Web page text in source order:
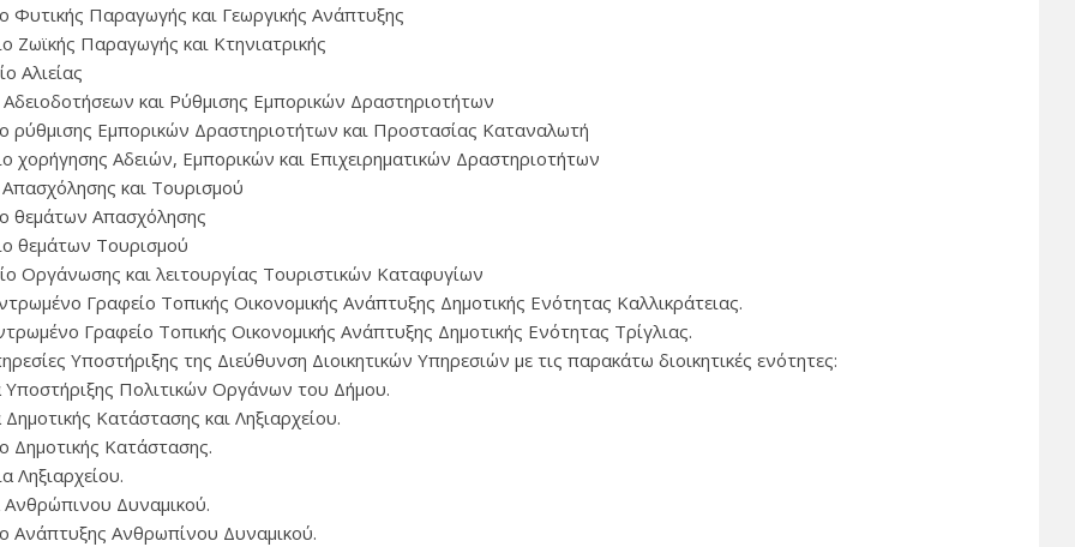
Φυτικής Παραγωγής και Γεωργικής Ανάπτυξης
Ζωϊκής Παραγωγής και Κτηνιατρικής
Αλιείας
και Ρύθμισης Εμπορικών Δραστηριοτήτων
ρύθμισης Εμπορικών Δραστηριοτήτων και Προστασίας Καταναλωτή
χορήγησης Αδειών, Εμπορικών και Επιχειρηματικών Δραστηριοτήτων
και Τουρισμού
θεμάτων Απασχόλησης
θεμάτων Τουρισμού
Οργάνωσης και λειτουργίας Τουριστικών Καταφυγίων
Γραφείο Τοπικής Οικονομικής Ανάπτυξης Δημοτικής Ενότητας Καλλικράτειας.
Γραφείο Τοπικής Οικονομικής Ανάπτυξης Δημοτικής Ενότητας Τρίγλιας.
Υποστήριξης της Διεύθυνση Διοικητικών Υπηρεσιών με τις παρακάτω διοικητικές ενότητες:
Υποστήριξης Πολιτικών Οργάνων του Δήμου.
Κατάστασης και Ληξιαρχείου.
Δημοτικής Κατάστασης.
Ληξιαρχείου.
Ανθρώπινου Δυναμικού.
Ανάπτυξης Ανθρωπίνου Δυναμικού.